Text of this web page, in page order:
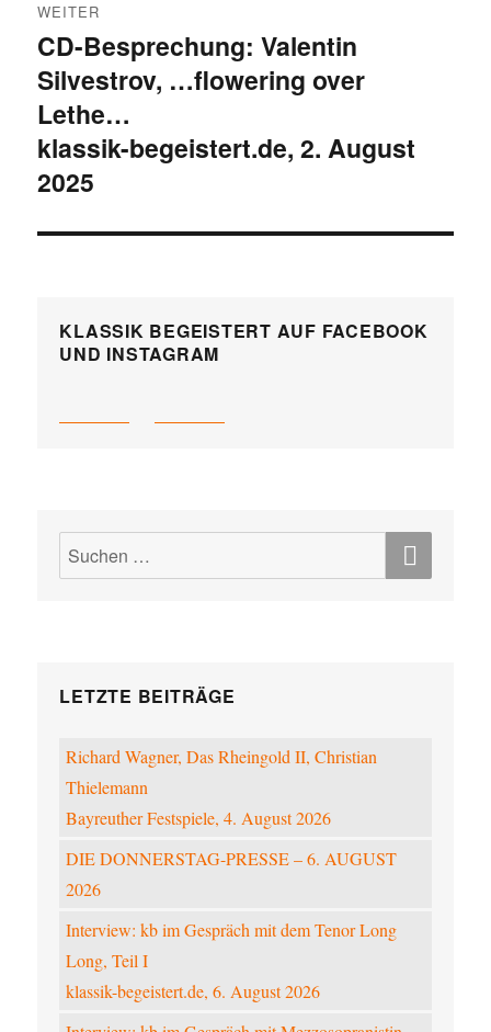
WEITER
Nächster
Beitrag:
CD-Besprechung: Valentin
Silvestrov, …flowering over
Lethe…
klassik-begeistert.de, 2. August
2025
KLASSIK BEGEISTERT AUF FACEBOOK
UND INSTAGRAM
Suchen
nach:
LETZTE BEITRÄGE
Richard Wagner, Das Rheingold II, Christian
Thielemann
Bayreuther Festspiele, 4. August 2026
DIE DONNERSTAG-PRESSE – 6. AUGUST
2026
Interview: kb im Gespräch mit dem Tenor Long
Long, Teil I
klassik-begeistert.de, 6. August 2026